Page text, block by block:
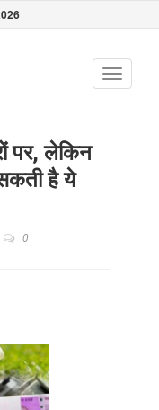
Toggle
पर, लेकिन
है ये
0